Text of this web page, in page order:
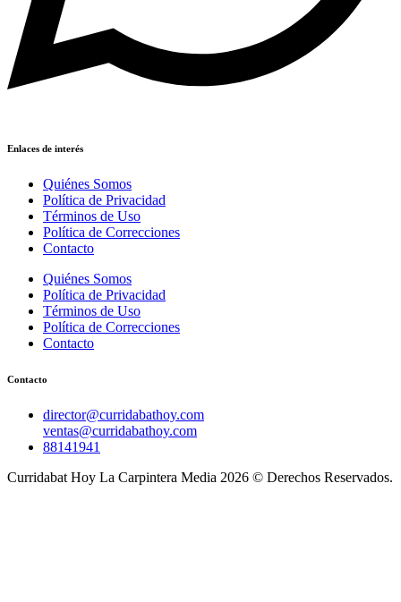
Enlaces de interés
Quiénes Somos
Política de Privacidad
Términos de Uso
Política de Correcciones
Contacto
Quiénes Somos
Política de Privacidad
Términos de Uso
Política de Correcciones
Contacto
Contacto
director@curridabathoy.com
ventas@curridabathoy.com
88141941
Curridabat Hoy La Carpintera Media 2026 © Derechos Reservados.